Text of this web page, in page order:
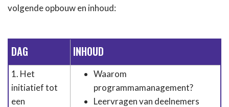
volgende opbouw en inhoud:
DAG INHOUD
1. Het
initiatief tot
een
Waarom
programmamanagement?
Leervragen van deelnemers